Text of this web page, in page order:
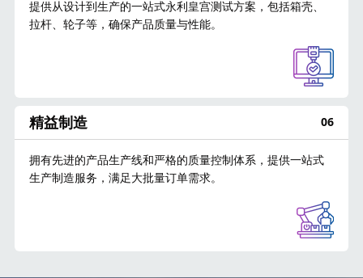
提供从设计到生产的一站式永利皇宫测试方案，包括箱壳、
拉杆、轮子等，确保产品质量与性能。
精益制造 06
拥有先进的产品生产线和严格的质量控制体系，提供一站式
生产制造服务，满足大批量订单需求。